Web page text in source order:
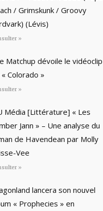
/ Grimskunk / Groovy
(Lévis)
»
Matchup dévoile le vidéoclip
Colorado »
»
Média [Littérature] « Les
Jann » – Une analyse du
de Havendean par Molly
Vee
»
lancera son nouvel
« Prophecies » en